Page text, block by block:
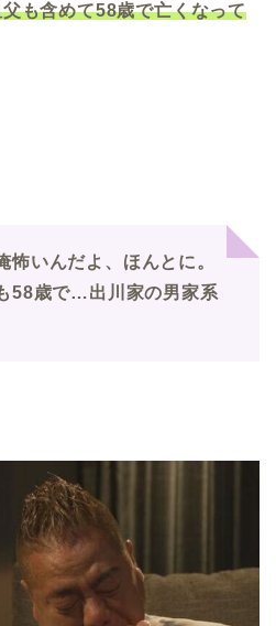
も含めて58歳で亡くなって
いんだよ、ほんとに。
58歳で…出川家の男家系